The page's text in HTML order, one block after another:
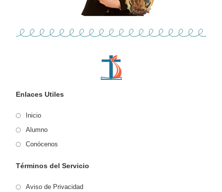
Enlaces Utiles
Inicio
Alumno
Conócenos
Términos del Servicio
Aviso de Privacidad